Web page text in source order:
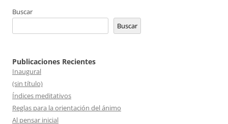
Buscar
Buscar
Publicaciones Recientes
Inaugural
(sin título)
Índices meditativos
Reglas para la orientación del ánimo
Al pensar inicial